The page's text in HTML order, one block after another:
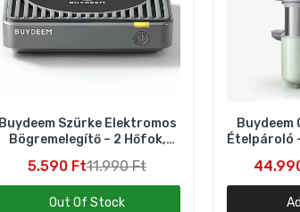
Buydeem Elektromos
17.990 Ft
24.990 Ft
39.990 Ft
Oté Hordozható
Buydeem Szürke Elektromos
Bögremelegítő – 2 Hőfok,
5.590 Ft11.990 Ft
Out Of Stock
Buydeem
Ételpároló